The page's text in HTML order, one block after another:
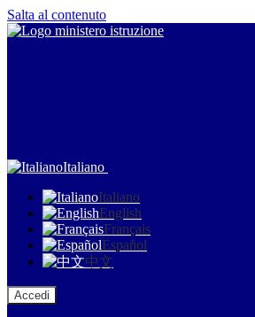
Salta al contenuto
Italiano
Italiano
English
Français
Español
中文
Accedi